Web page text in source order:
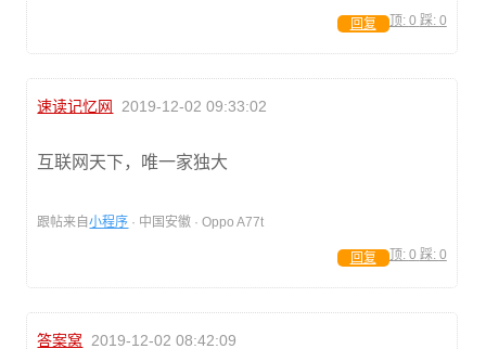
顶: 0 踩: 0
回复
速读记忆网 2019-12-02 09:33:02
互联网天下，唯一家独大
跟帖来自小程序 · 中国安徽 · Oppo A77t
顶: 0 踩: 0
回复
答案窝 2019-12-02 08:42:09